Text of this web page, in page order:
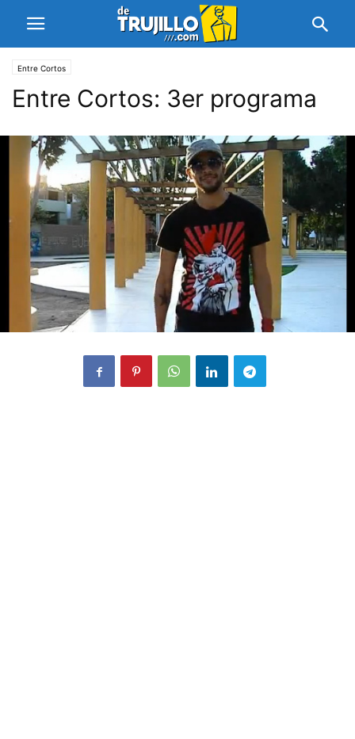
Entre Cortos
Entre Cortos: 3er programa